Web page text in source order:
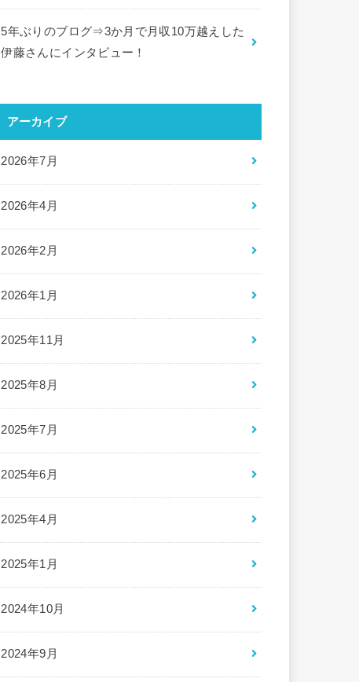
5年ぶりのブログ⇒3か月で月収10万越えした
伊藤さんにインタビュー！
アーカイブ
2026年7月
2026年4月
2026年2月
2026年1月
2025年11月
2025年8月
2025年7月
2025年6月
2025年4月
2025年1月
2024年10月
2024年9月